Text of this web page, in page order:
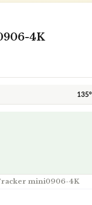
4K
135°
mini0906-4K